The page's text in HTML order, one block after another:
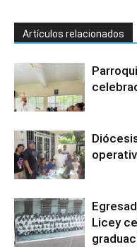
Artículos relacionados
Licey